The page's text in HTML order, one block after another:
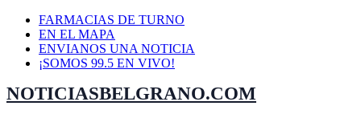
FARMACIAS DE TURNO
EN EL MAPA
ENVIANOS UNA NOTICIA
¡SOMOS 99.5 EN VIVO!
NOTICIASBELGRANO.COM